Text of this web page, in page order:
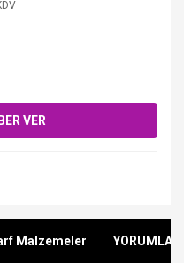
VER
Malzemeler YORUMLAR